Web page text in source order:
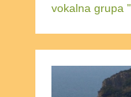
vokalna grupa